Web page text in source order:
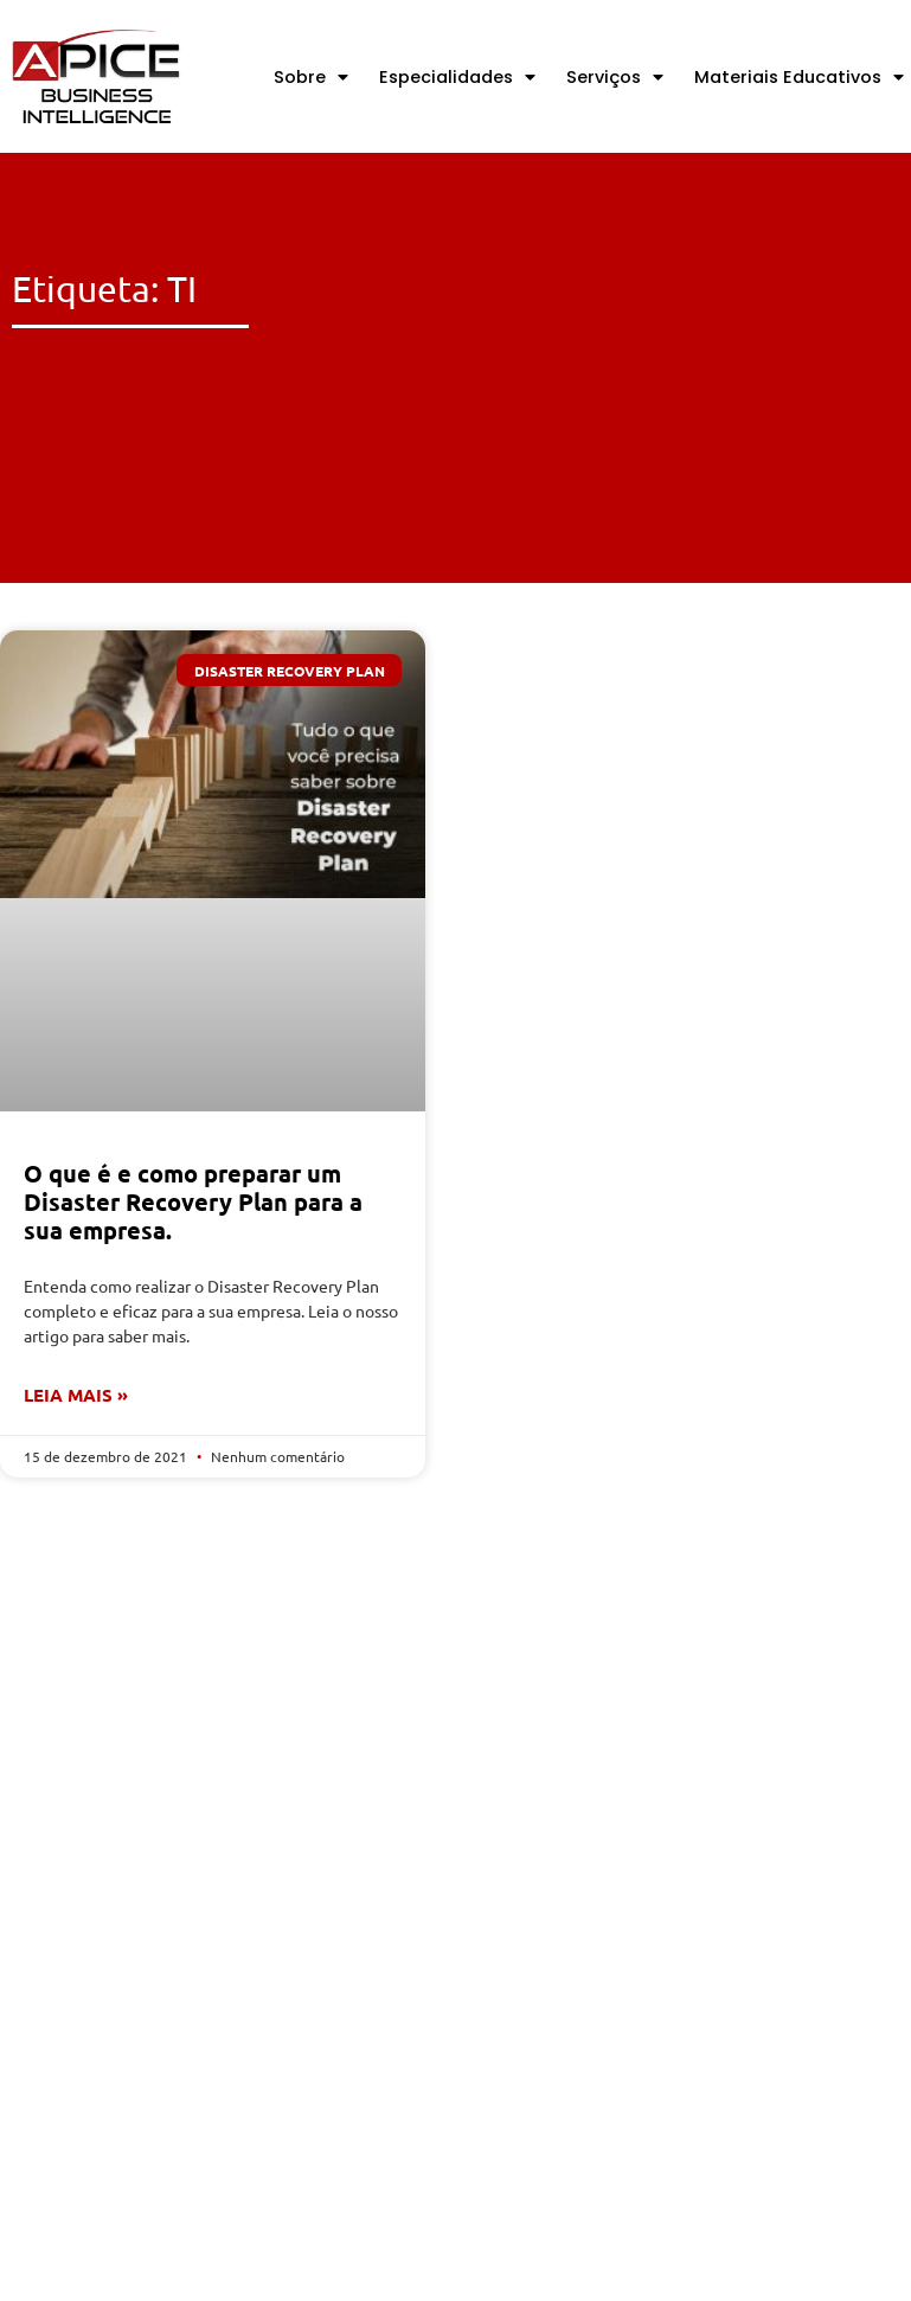
Sobre Especialidades Serviços Materiais Educativos
Etiqueta: TI
DISASTER RECOVERY PLAN
O que é e como preparar um
Disaster Recovery Plan para a
sua empresa.
Entenda como realizar o Disaster Recovery Plan
completo e eficaz para a sua empresa. Leia o nosso
artigo para saber mais.
LEIA MAIS »
15 de dezembro de 2021 Nenhum comentário